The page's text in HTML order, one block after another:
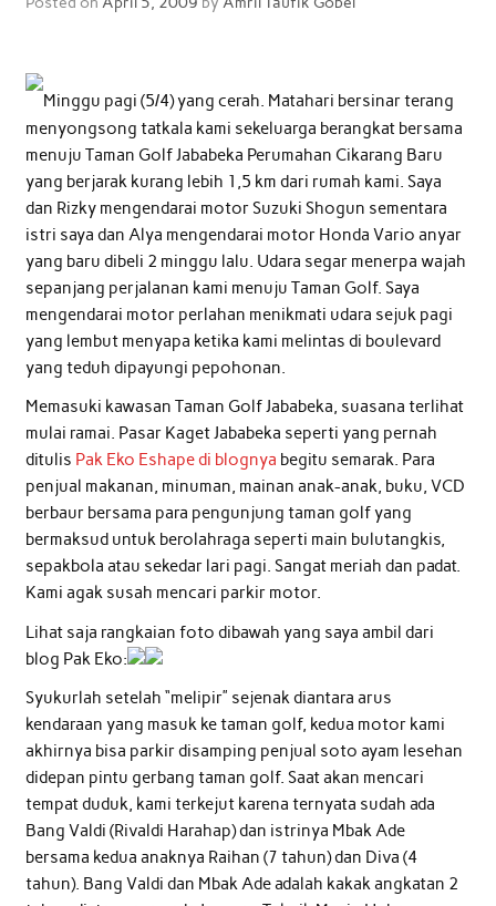
Minggu pagi (5/4) yang cerah. Matahari bersinar terang
menyongsong tatkala kami sekeluarga berangkat bersama
menuju Taman Golf Jababeka Perumahan Cikarang Baru
yang berjarak kurang lebih 1,5 km dari rumah kami. Saya
dan Rizky mengendarai motor Suzuki Shogun sementara
istri saya dan Alya mengendarai motor Honda Vario anyar
yang baru dibeli 2 minggu lalu. Udara segar menerpa wajah
sepanjang perjalanan kami menuju Taman Golf. Saya
mengendarai motor perlahan menikmati udara sejuk pagi
yang lembut menyapa ketika kami melintas di boulevard
yang teduh dipayungi pepohonan.
Memasuki kawasan Taman Golf Jababeka, suasana terlihat
mulai ramai. Pasar Kaget Jababeka seperti yang pernah
ditulis Pak Eko Eshape di blognya begitu semarak. Para
penjual makanan, minuman, mainan anak-anak, buku, VCD
berbaur bersama para pengunjung taman golf yang
bermaksud untuk berolahraga seperti main bulutangkis,
sepakbola atau sekedar lari pagi. Sangat meriah dan padat.
Kami agak susah mencari parkir motor.
Lihat saja rangkaian foto dibawah yang saya ambil dari
blog Pak Eko:
Syukurlah setelah “melipir” sejenak diantara arus
kendaraan yang masuk ke taman golf, kedua motor kami
akhirnya bisa parkir disamping penjual soto ayam lesehan
didepan pintu gerbang taman golf. Saat akan mencari
tempat duduk, kami terkejut karena ternyata sudah ada
Bang Valdi (Rivaldi Harahap) dan istrinya Mbak Ade
bersama kedua anaknya Raihan (7 tahun) dan Diva (4
tahun). Bang Valdi dan Mbak Ade adalah kakak angkatan 2